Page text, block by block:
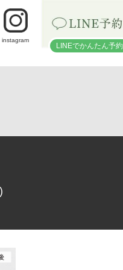
instagram
LINEでかんたん予約